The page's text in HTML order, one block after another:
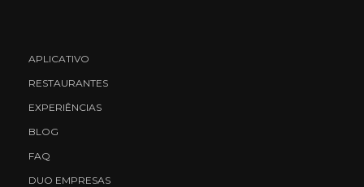
APLICATIVO
RESTAURANTES
EXPERIÊNCIAS
BLOG
FAQ
DUO EMPRESAS